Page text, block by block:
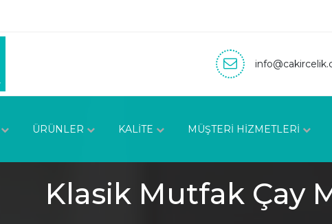
ÜRÜNLER KALİTE MÜŞTERİ HİZMETLERİ
Klasik Mutfak Çay